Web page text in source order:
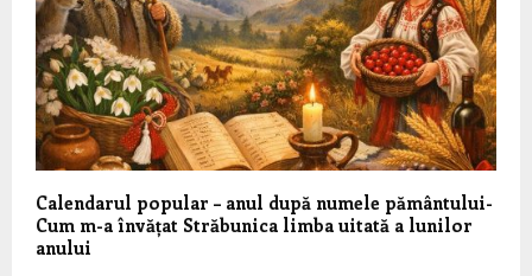
Calendarul popular – anul după numele pământului-
Cum m-a învățat Străbunica limba uitată a lunilor
anului